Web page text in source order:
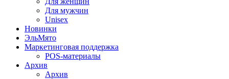
Для мужчин
Unisex
Новинки
ЭльМято
Маркетинговая поддержка
POS-материалы
Архив
Архив